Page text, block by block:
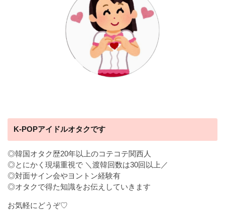
K-POPアイドルオタクです
◎韓国オタク歴20年以上のコテコテ関西人
◎とにかく現場重視で ＼渡韓回数は30回以上／
◎対面サイン会やヨントン経験有
◎オタクで得た知識をお伝えしていきます
お気軽にどうぞ♡